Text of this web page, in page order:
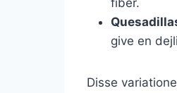
give en
Disse